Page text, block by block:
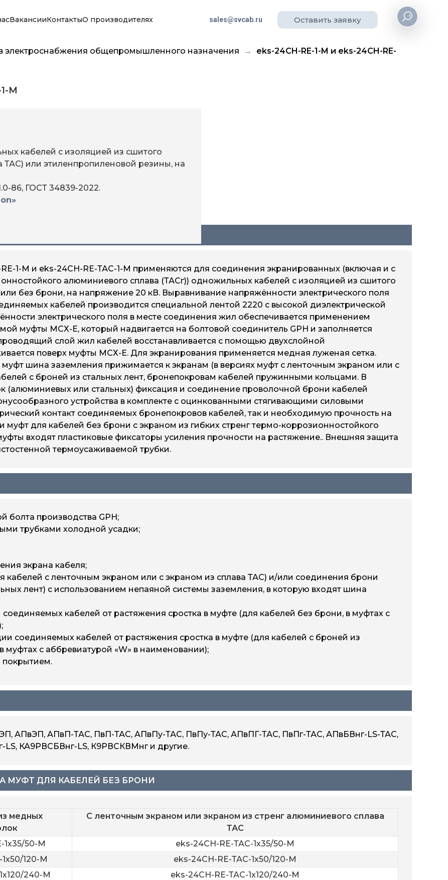
электроснабжения общепромышленного назначения
eks-24СH-RE-1-M и eks-24СH-RE-
ВакансииКонтактыО производителях Оставить заявку
sales@svcab.ru
M
кабелей с изоляцией из сшитого
ТАС) или этиленпропиленовой резины, на
86, ГОСТ 34839-2022.
1-М и eks-24СH-RE-ТАС-1-М применяются для соединения экранированных (включая и с
алюминиевого сплава (ТАСг)) одножильных кабелей с изоляцией из сшитого
без брони, на напряжение 20 кВ. Выравнивание напряжённости электрического поля
кабелей производится специальной лентой 2220 с высокой диэлектрической
электрического поля в месте соединения жил обеспечивается применением
муфты МСХ-Е, который надвигается на болтовой соединитель GPH и заполняется
слой жил кабелей восстанавливается с помощью двухслойной
поверх муфты МСХ-Е. Для экранирования применяется медная луженая сетка.
шина заземления прижимается к экранам (в версиях муфт с ленточным экраном или с
с броней из стальных лент, бронепокровам кабелей пружинными кольцами. В
(алюминиевых или стальных) фиксация и соединение проволочной брони кабелей
устройства в комплекте с оцинкованными стягивающими силовыми
контакт соединяемых бронепокровов кабелей, так и необходимую прочность на
муфт для кабелей без брони с экраном из гибких стренг термо-коррозионностойкого
входят пластиковые фиксаторы усиления прочности на растяжение.. Внешняя защита
термоусаживаемой трубки.
болта производства GPH;
трубками холодной усадки;
экрана кабеля;
кабелей с ленточным экраном или с экраном из сплава ТАС) и/или соединения брони
лент) с использованием непаяной системы заземления, в которую входят шина
кабелей от растяжения сростка в муфте (для кабелей без брони, в муфтах с
соединяемых кабелей от растяжения сростка в муфте (для кабелей с броней из
с аббревиатурой «W» в наименовании);
покрытием.
АПвЭП, АПвП-ТАС, ПвП-ТАС, АПвПу-ТАС, ПвПу-ТАС, АПвПГ-ТАС, ПвПг-ТАС, АПвБВнг-LS-ТАС,
КА9РВСБВнг-LS, К9РВСКВМнг и другие.
МУФТ ДЛЯ КАБЕЛЕЙ БЕЗ БРОНИ
медных
С ленточным экраном или экраном из стренг алюминиевого сплава
ТАС
1х35/50-M
eks-24CH-RE-ТАС-1х35/50-M
120-M
eks-24CH-RE-ТАС-1х50/120-M
240-M
eks-24CH-RE-ТАС-1х120/240-M